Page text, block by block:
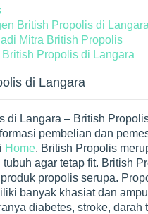
British Propolis di
Mitra British Propolis
Propolis di Langara
di Langara
di Langara – British
pembelian dan
Home. British Propolis
agar tetap fit. British
propolis serupa.
banyak khasiat dan
diabetes, stroke, darah